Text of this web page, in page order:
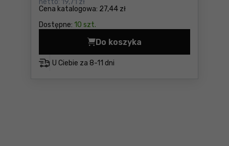
Cena katalogowa: 27,44 zł
netto: 19,71 zł
Dostępne: 10 szt.
U Ciebie za 8-11 dni
Do koszyka
Adapter do miarki